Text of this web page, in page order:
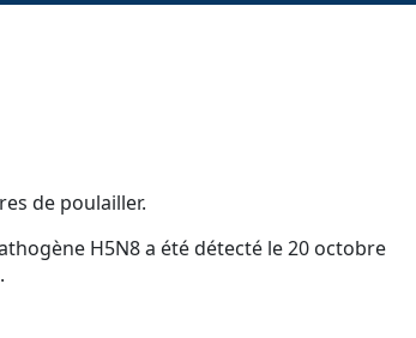
de poulailler.
H5N8 a été détecté le 20 octobre